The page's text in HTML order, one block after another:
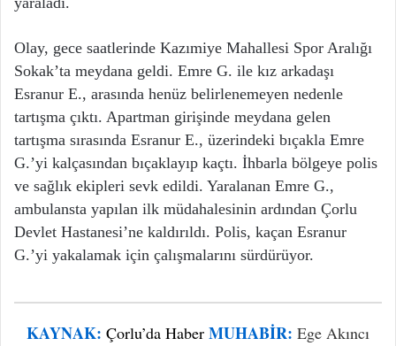
Olay, gece saatlerinde Kazımiye Mahallesi Spor Aralığı
Sokak’ta meydana geldi. Emre G. ile kız arkadaşı
Esranur E., arasında henüz belirlenemeyen nedenle
tartışma çıktı. Apartman girişinde meydana gelen
tartışma sırasında Esranur E., üzerindeki bıçakla Emre
G.’yi kalçasından bıçaklayıp kaçtı. İhbarla bölgeye polis
ve sağlık ekipleri sevk edildi. Yaralanan Emre G.,
ambulansta yapılan ilk müdahalesinin ardından Çorlu
Devlet Hastanesi’ne kaldırıldı. Polis, kaçan Esranur
G.’yi yakalamak için çalışmalarını sürdürüyor.
KAYNAK: Çorlu’da Haber MUHABIR: Ege Akıncı